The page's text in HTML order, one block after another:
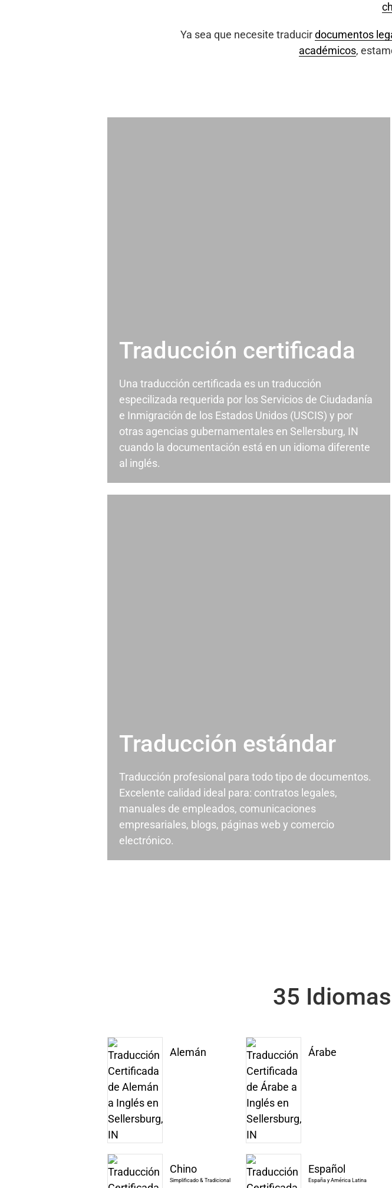
Ya sea que necesite traducirdocumentos
académicos,
Traducción certificada
Una traducción certificada es un traducción
especilizada requerida por los Servicios de Ciudadanía
e Inmigración de los Estados Unidos (USCIS) y por
otras agencias gubernamentales en Sellersburg, IN
cuando la documentación está en un idioma diferente
al inglés.
Traducción estándar
Traducción profesional para todo tipo de documentos.
Excelente calidad ideal para: contratos legales,
manuales de empleados, comunicaciones
empresariales, blogs, páginas web y comercio
electrónico.
35
Alemán Árabe
Chino
Simplificado & Tradicional
Español
España y América Latina